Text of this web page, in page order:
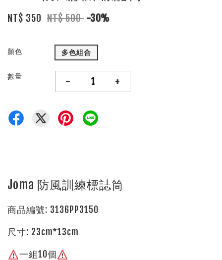
NT$ 350 NT$ 500 -30%
顏色 多色組合
數量 - +
Joma 防風訓練標誌筒
商品編號: 3136PP3150
尺寸: 23cm*13cm
一組10個